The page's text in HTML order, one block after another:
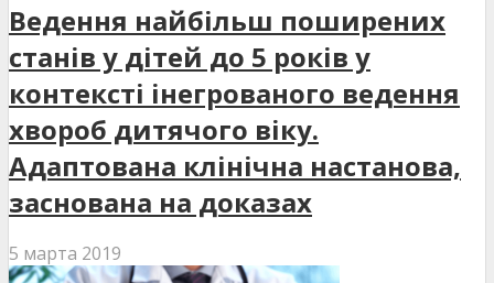
Ведення найбільш поширених
станів у дітей до 5 років у
контексті інегрованого ведення
хвороб дитячого віку.
Адаптована клінічна настанова,
заснована на доказах
5 марта 2019